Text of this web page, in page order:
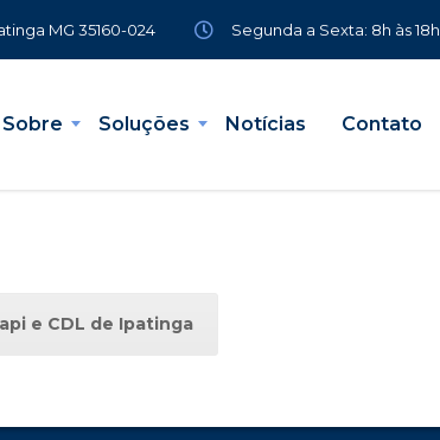
MG 35160-024 Segunda a Sexta: 8h às 18h
Sobre Soluções Notícias Contato
e CDL de Ipatinga